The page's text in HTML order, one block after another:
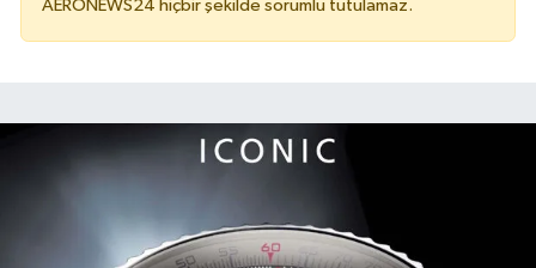
AERONEWS24 hiçbir şekilde sorumlu tutulamaz.